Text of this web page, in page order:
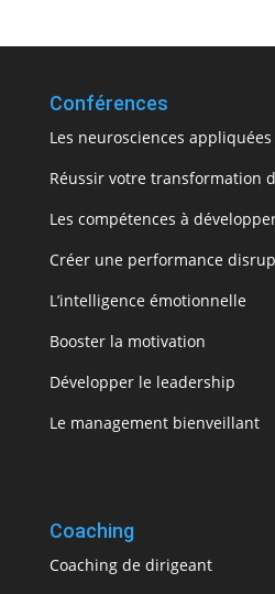
Conférences
Les neurosciences
Réussir votre transformation
Les compétences à développer
Créer une performance
L’intelligence émotionnelle
Booster la motivation
Développer le leadership
Le management bienveillant
Coaching
Coaching de dirigeant